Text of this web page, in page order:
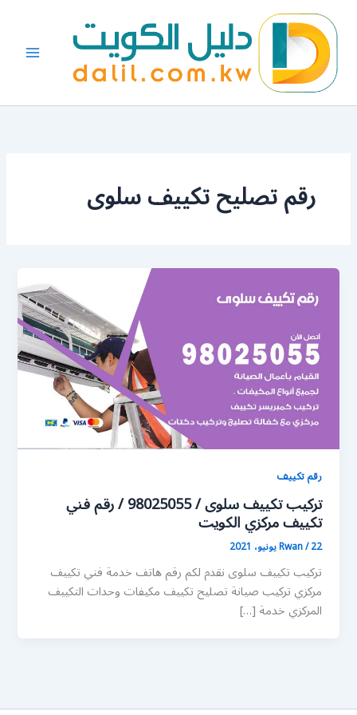
المحتوى
رقم تصليح تكييف سلوى
رقم تكييف
تركيب تكييف سلوى / 98025055 / رقم فني
تكييف مركزي الكويت
Rwan/22 يونيو، 2021
تركيب تكييف سلوى نقدم لكم رقم هاتف خدمة فني تكييف
مركزي تركيب صيانة تصليح تكييف مكيفات وحدات التكييف
المركزي خدمة […]